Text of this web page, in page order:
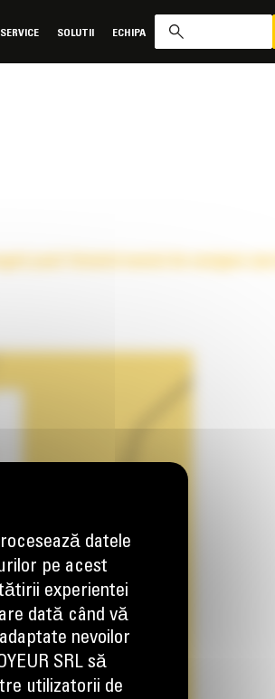
SOLUTII ECHIPA
datele
pe acest
experientei
dată când vă
nevoilor
SRL să
utilizatorii de